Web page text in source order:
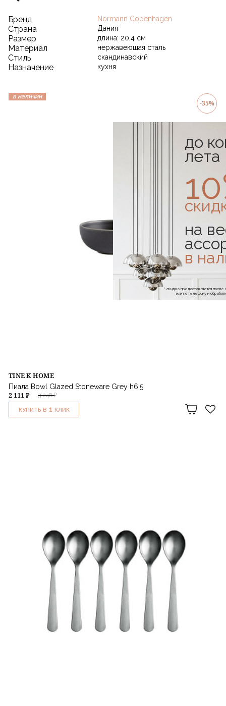
Бренд Normann Copenhagen
Страна Дания
Размер длина: 20,4 см
Материал нержавеющая сталь
Стиль скандинавский
Назначение кухня
в наличии
-35%
TINE K HOME
Пиала Bowl Glazed Stoneware Grey h6,5
3 248 ₽
2 111 ₽
КУПИТЬ В 1 КЛИК
до
лета
на
в
* скидка предоставляется
или по телефону и